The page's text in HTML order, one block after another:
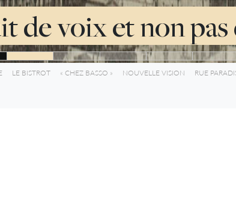
de voix et non pas
LE BISTROT « CHEZ BASSO » NOUVELLE VISION RUE